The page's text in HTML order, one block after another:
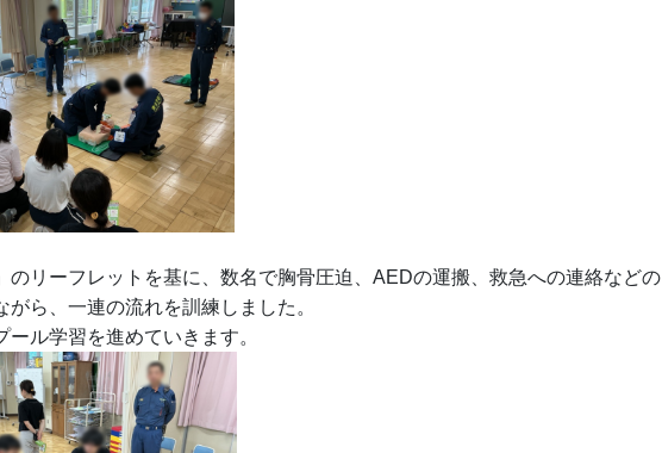
のリーフレットを基に、数名で胸骨圧迫、AEDの運搬、救急への連絡などの
がら、一連の流れを訓練しました。
ール学習を進めていきます。